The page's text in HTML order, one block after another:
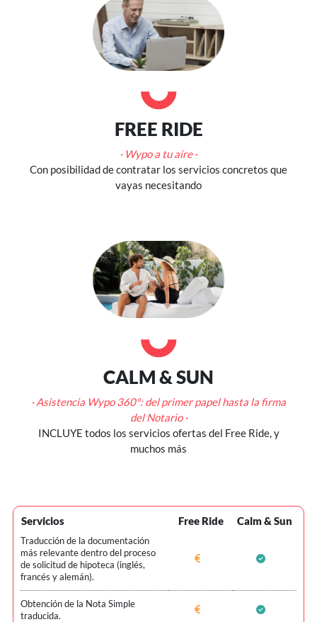
FREE RIDE
· Wypo a tu aire ·
Con posibilidad de contratar los servicios concretos que
vayas necesitando
CALM & SUN
· Asistencia Wypo 360º: del primer papel hasta la firma
del Notario ·
INCLUYE todos los servicios ofertas del Free Ride, y
muchos más
Servicios Free Ride Calm & Sun
Traducción de la documentación
más relevante dentro del proceso
de solicitud de hipoteca (inglés,
francés y alemán).
Obtención de la Nota Simple
traducida.